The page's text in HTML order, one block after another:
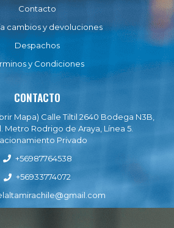
Contacto
cambios y devoluciones
Despachos
y Condiciones
CONTACTO
Mapa) Calle Tiltil 2640 Bodega N3B,
Metro Rodrigo de Araya, Línea 5.
Privado
+56987764538
+56933774072